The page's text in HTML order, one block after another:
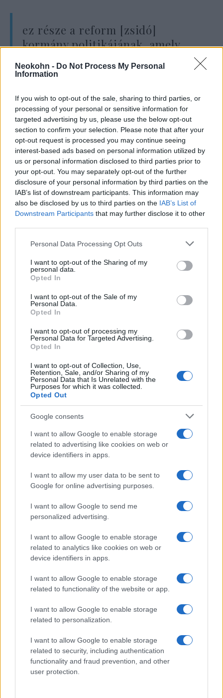
Neokohn - Do Not Process My Personal
Information
If you wish to opt-out of the sale, sharing to third parties, or
processing of your personal or sensitive information for
targeted advertising by us, please use the below opt-out
section to confirm your selection. Please note that after your
opt-out request is processed you may continue seeing
interest-based ads based on personal information utilized by
us or personal information disclosed to third parties prior to
your opt-out. You may separately opt-out of the further
disclosure of your personal information by third parties on the
IAB’s list of downstream participants. This information may
also be disclosed by us to third parties on the IAB’s List of
Downstream Participants that may further disclose it to other
Please note that this website/app uses one or more Google
not limited to your visit or usage behaviour. You may click to
grant or deny consent to Google and its third-party tags to
use your data for below specified purposes in below Google
consent section.
Personal Data Processing Opt Outs
I want to opt-out of the Sharing of my
personal data.
Opted In
I want to opt-out of the Sale of my
Personal Data.
Opted In
I want to opt-out of processing my
Personal Data for Targeted Advertising.
Opted In
I want to opt-out of Collection, Use,
Retention, Sale, and/or Sharing of my
Personal Data that Is Unrelated with the
Purposes for which it was collected.
Opted Out
Google consents
I want to allow Google to enable storage
related to advertising like cookies on web or
device identifiers in apps.
I want to allow my user data to be sent to
Google for online advertising purposes.
I want to allow Google to send me
personalized advertising.
I want to allow Google to enable storage
related to analytics like cookies on web or
device identifiers in apps.
I want to allow Google to enable storage
related to functionality of the website or app.
I want to allow Google to enable storage
related to personalization.
I want to allow Google to enable storage
related to security, including authentication
functionality and fraud prevention, and other
user protection.
ez része a reform [zsidó]
kormány politikájának, amely
harcot folytat mindazokkal
szemben, akik szentek és
összehangolva a vad indíttatás
azon üzeneteivel, amelyeket
Liberman az elmúlt években
hangoztatott.
Később az Ynet híroldalnak Litzman rátett
egy lapáttal és azt nyilatkozta, hogy
Liberman „egyszerűen őrült. Megőrült a
gyűlölettől. ”
A Jahadut Hatora képviselője Jákov Asher
levélben fordult Orna Barbivai (Jes Atid)
gazdasági miniszterhez, amelyben
felszólította, hogy ne támogassa Liberman
tervét, emlékeztetve arra, hogy
ne ismételje meg a múlt hibáit.
A Jáir Lapid külügyminiszternek is elküldött
levél arra az időszakra utalt, amikor Lapid
Netanjahu pénzügyminisztere volt (2013–
2014) miközben a két háredi párt kiszorult a
kormányból. Az akkoriban a Lapid által
kezdeményezett pénzügyi reformok – például
a mindkét szülőre vonatkozó munkavállalás
követelményét, azonnal törölték (2015)
miután Deriék visszakerültek Benjamin
Netanjahu akkori miniszterelnök új
kormányába.
Az alig egy hónapja alakult Bennett-kormányt
a Jahadut Hatora és a Sasz azzal vádolta,
hogy veszélyezteti a zsidó államot, kijelentve,
hogy az új miniszterelnök gonosz.
Azt egyelőre nem tudni, hogy Liberman
egyeztette-e az új intézkedéseket a
miniszterelnökkel mielőtt bejelentette vagy
sem. Bennett korábban megígérte, hogy
mindenki számára igazságos döntések fognak